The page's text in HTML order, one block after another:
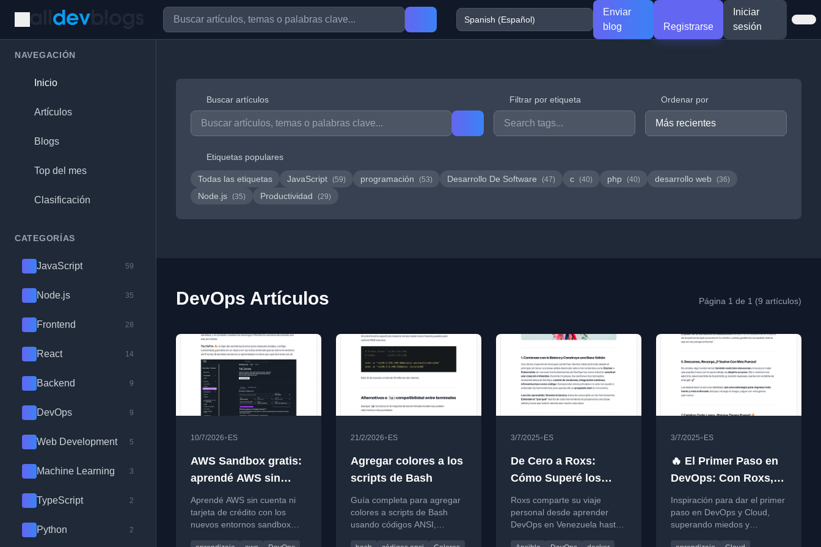
Enviar
blog
Registrarse
Iniciar
sesión
NAVEGACIÓN
Inicio
Artículos
Blogs
Top del mes
Clasificación
CATEGORÍAS
JavaScript 59
Node.js 35
Frontend 28
React 14
Backend 9
DevOps 9
Web Development 5
Machine Learning 3
TypeScript 2
Python 2
Buscar artículos Filtrar por etiqueta Ordenar por
Etiquetas populares
Todas las etiquetas JavaScript (59) programación (53) Desarrollo De Software (47) c (40) php (40) desarrollo web (36)
Node.js (35) Productividad (29)
DevOps Artículos Página 1 de 1 (9 artículos)
10/7/2026• ES
AWS Sandbox gratis:
aprendé AWS sin
cuenta, sin tarjeta y
sin miedo 🔥
Aprendé AWS sin cuenta ni
tarjeta de crédito con los
nuevos entornos sandbox
21/2/2026• ES
Agregar colores a los
scripts de Bash
Guía completa para agregar
colores a scripts de Bash
usando códigos ANSI,
3/7/2025• ES
De Cero a Roxs:
Cómo Superé los
Obstáculos
Roxs comparte su viaje
personal desde aprender
DevOps en Venezuela hasta
3/7/2025• ES
🔥 El Primer Paso en
DevOps: Con Roxs,
¡Despierta Tu Fuego y
Domina el Camino! 🔥
Inspiración para dar el primer
paso en DevOps y Cloud,
superando miedos y